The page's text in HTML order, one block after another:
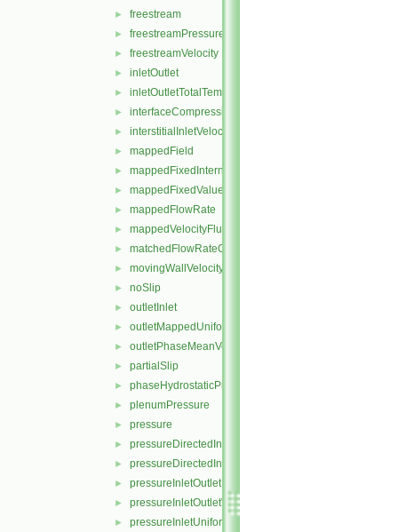
► freestream
► freestreamPressure
► freestreamVelocity
► inletOutlet
► inletOutletTotalTemperature
► interfaceCompression
► interstitialInletVelocity
► mappedField
► mappedFixedInternalValue
► mappedFixedValue
► mappedFlowRate
► mappedVelocityFluxFixedValue
► matchedFlowRateOutletVelocity
► movingWallVelocity
► noSlip
► outletInlet
► outletMappedUniformInlet
► outletPhaseMeanVelocity
► partialSlip
► phaseHydrostaticPressure
► plenumPressure
► pressure
► pressureDirectedInletOutletVelocity
► pressureDirectedInletVelocity
► pressureInletOutletParSlipVelocity
► pressureInletOutletVelocity
► pressureInletUniformVelocity